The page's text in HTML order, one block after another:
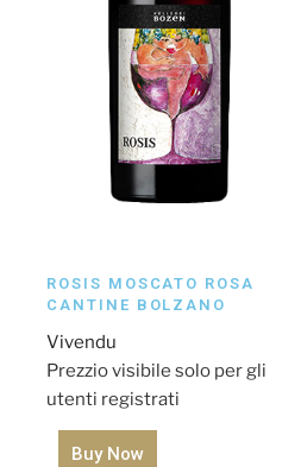
ROSIS MOSCATO ROSA
CANTINE BOLZANO
Vivendu
Prezzio visibile solo per gli
utenti registrati
Buy Now